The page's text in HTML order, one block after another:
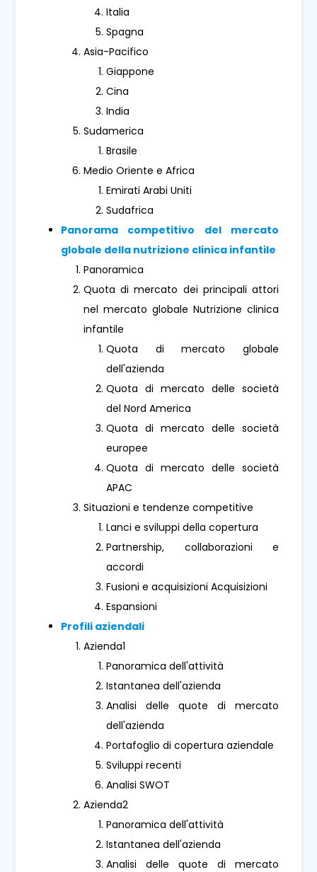
Italia
Spagna
Asia-Pacifico
Giappone
Cina
India
Sudamerica
Brasile
Medio Oriente e Africa
Emirati Arabi Uniti
Sudafrica
Panorama competitivo del mercato
globale della nutrizione clinica infantile
Panoramica
Quota di mercato dei principali attori
nel mercato globale Nutrizione clinica
infantile
Quota di mercato globale
dell'azienda
Quota di mercato delle società
del Nord America
Quota di mercato delle società
europee
Quota di mercato delle società
APAC
Situazioni e tendenze competitive
Lanci e sviluppi della copertura
Partnership, collaborazioni e
accordi
Fusioni e acquisizioni Acquisizioni
Espansioni
Profili aziendali
Azienda1
Panoramica dell'attività
Istantanea dell'azienda
Analisi delle quote di mercato
dell'azienda
Portafoglio di copertura aziendale
Sviluppi recenti
Analisi SWOT
Azienda2
Panoramica dell'attività
Istantanea dell'azienda
Analisi delle quote di mercato